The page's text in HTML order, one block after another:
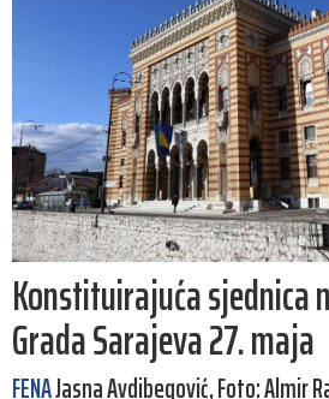
Konstituirajuća sjednica
Grada Sarajeva 27. maja
FENAJasna Avdibegović, Foto: Almir